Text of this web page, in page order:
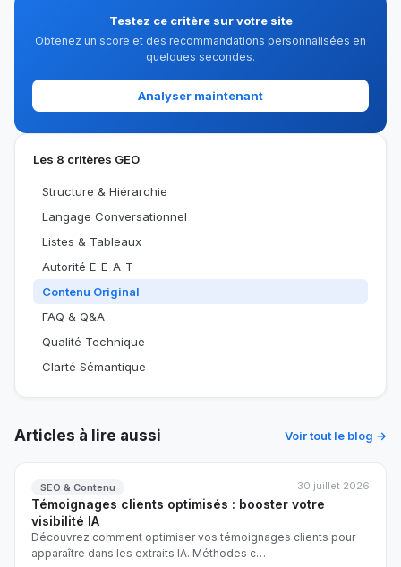
Testez ce critère sur votre site
Obtenez un score et des recommandations personnalisées en
quelques secondes.
Analyser maintenant
Les 8 critères GEO
Structure & Hiérarchie
Langage Conversationnel
Listes & Tableaux
Autorité E-E-A-T
Contenu Original
FAQ & Q&A
Qualité Technique
Clarté Sémantique
Articles à lire aussi Voir tout le blog →
SEO & Contenu 30 juillet 2026
Témoignages clients optimisés : booster votre
visibilité IA
Découvrez comment optimiser vos témoignages clients pour
apparaître dans les extraits IA. Méthodes c…